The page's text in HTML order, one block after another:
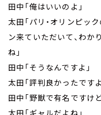
田中「俺はいいのよ」
太田「パリ・オリンピッ
ン来ていただいて、わか
ね」
田中「そうなんですよ」
太田「評判良かったですよ
田中「野獣で有名ですけ
太田「ギャルだよね」